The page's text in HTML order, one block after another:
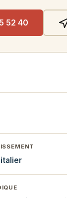
52 40